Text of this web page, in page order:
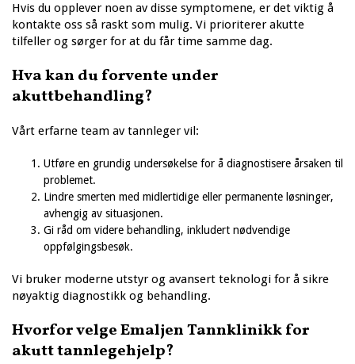
Hvis du opplever noen av disse symptomene, er det viktig å
kontakte oss så raskt som mulig. Vi prioriterer akutte
tilfeller og sørger for at du får time samme dag.
Hva kan du forvente under
akuttbehandling?
Vårt erfarne team av tannleger vil:
Utføre en grundig undersøkelse for å diagnostisere årsaken til
problemet.
Lindre smerten med midlertidige eller permanente løsninger,
avhengig av situasjonen.
Gi råd om videre behandling, inkludert nødvendige
oppfølgingsbesøk.
Vi bruker moderne utstyr og avansert teknologi for å sikre
nøyaktig diagnostikk og behandling.
Hvorfor velge Emaljen Tannklinikk for
akutt tannlegehjelp?